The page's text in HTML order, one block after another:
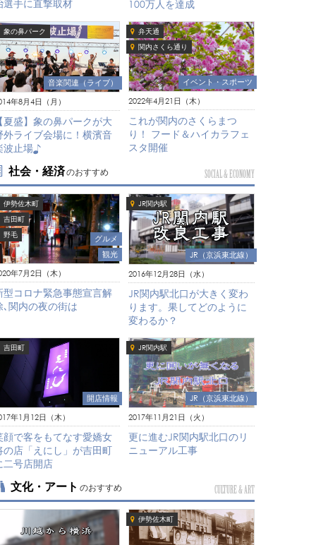
選手に直撃取材
100万人を達成
象の鼻パーク
音楽関連（ライブ）
年8月4日（月）
夏盛】象の鼻パークが大
外ライブ会場に！横濱音
波止場♪
弁天通
関内さくら通り
イベント・スポーツ
2022年4月21日（木）
これが関内のさくらまつ
り！ フード＆ハイカラフェ
スタ開催
社会・経済のおすすめ SOCIAL & ECONOMY
伊勢佐木町
吉田町
野毛
グルメ
観光
年7月2日（木）
型コロナ緊急事態宣言解
､関内の夜の街は
JR関内駅
JR（京浜東北線）
2016年12月28日（水）
JR関内駅北口が大きく変わ
ります。果してどのように
変わるか？
吉田町
開店情報
年1月12日（木）
顔で客をもてなす愛嬌女
の店「えにし」が吉田町
二号店開店
JR関内駅
JR（京浜東北線）
2017年11月21日（火）
更に進むJR関内駅北口のリ
ニューアル工事
文化・アート のおすすめ CULTURE & ART
伊勢佐木町